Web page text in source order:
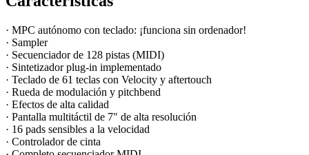
· MPC autónomo con teclado: ¡funciona sin ordenador!
· Sampler
· Secuenciador de 128 pistas (MIDI)
· Sintetizador plug-in implementado
· Teclado de 61 teclas con Velocity y aftertouch
· Rueda de modulación y pitchbend
· Efectos de alta calidad
· Pantalla multitáctil de 7" de alta resolución
· 16 pads sensibles a la velocidad
· Controlador de cinta